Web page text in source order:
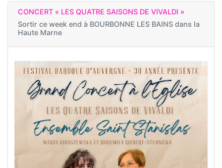
CONCERT « LES QUATRE SAISONS DE VIVALDI »
Sortir ce week end à BOURBONNE LES BAINS dans la
Haute Marne